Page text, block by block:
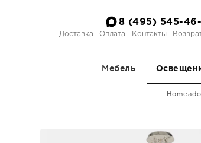
8 (495) 545-
Доставка Оплата Контакты
Мебель